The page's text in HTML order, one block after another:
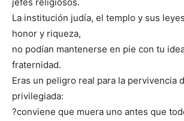
jefes religiosos.
La institución judía, el templo y sus
honor y riqueza,
no podían mantenerse en pie con tu
fraternidad.
Eras un peligro real para la pervivencia
privilegiada:
?conviene que muera uno antes que